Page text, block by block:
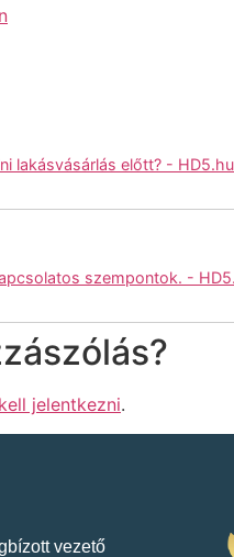
lakásvásárlás előtt? -
szempontok. -
jelentkezni.
vezető